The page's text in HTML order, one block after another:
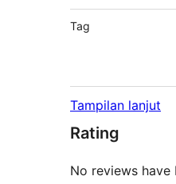
Tag
Tampilan lanjut
Rating
No reviews have